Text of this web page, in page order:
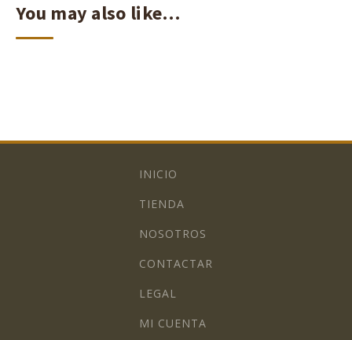
You may also like…
INICIO
TIENDA
NOSOTROS
CONTACTAR
LEGAL
MI CUENTA